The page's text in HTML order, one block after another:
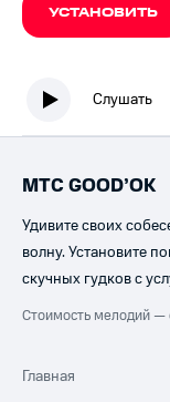
УСТАНОВИТЬ
Слушать
МТС GOOD’OK
Удивите своих
волну. Установите
скучных гудков с
Стоимость мелодий
Главная